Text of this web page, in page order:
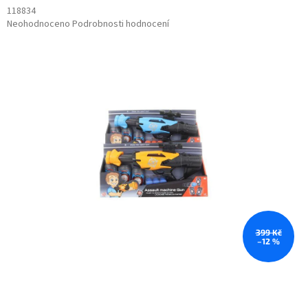
118834
Průměrné
Neohodnoceno Podrobnosti hodnocení
399 Kč
–12 %